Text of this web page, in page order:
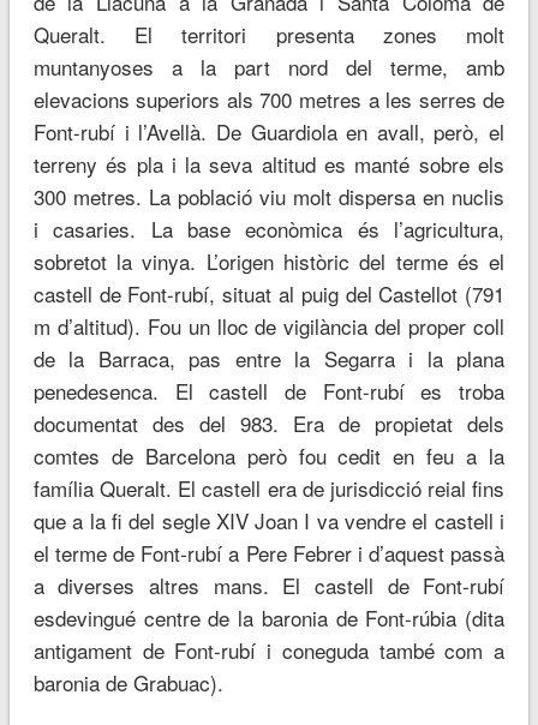
Queralt. El territori presenta zones molt
muntanyoses a la part nord del terme, amb
elevacions superiors als 700 metres a les serres de
Font-rubí i l’Avellà. De Guardiola en avall, però, el
terreny és pla i la seva altitud es manté sobre els
300 metres. La població viu molt dispersa en nuclis
i casaries. La base econòmica és l’agricultura,
sobretot la vinya. L’origen històric del terme és el
castell de Font-rubí, situat al puig del Castellot (791
m d’altitud). Fou un lloc de vigilància del proper coll
de la Barraca, pas entre la Segarra i la plana
penedesenca. El castell de Font-rubí es troba
documentat des del 983. Era de propietat dels
comtes de Barcelona però fou cedit en feu a la
família Queralt. El castell era de jurisdicció reial fins
que a la fi del segle XIV Joan I va vendre el castell i
el terme de Font-rubí a Pere Febrer i d’aquest passà
a diverses altres mans. El castell de Font-rubí
esdevingué centre de la baronia de Font-rúbia (dita
antigament de Font-rubí i coneguda també com a
baronia de Grabuac).